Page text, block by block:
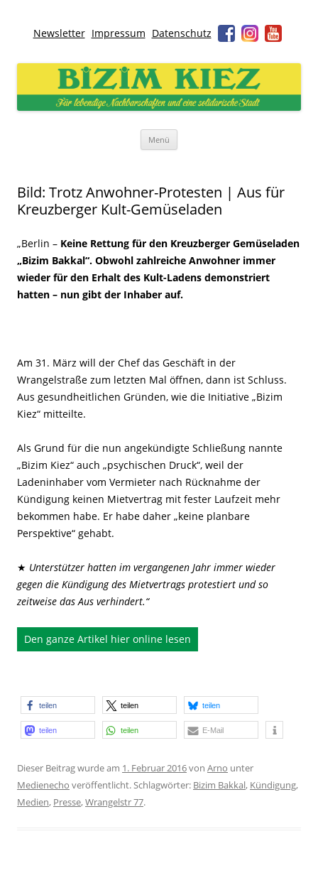
Newsletter Impressum Datenschutz
Bizim Kiez – Unser Kiez
Für lebendige Nachbarschaften und eine solidarische Stadt
Menü
Bild: Trotz Anwohner-Protesten | Aus für
Kreuzberger Kult-Gemüseladen
„Berlin – Keine Rettung für den Kreuzberger Gemüseladen
„Bizim Bakkal“. Obwohl zahlreiche Anwohner immer
wieder für den Erhalt des Kult-Ladens demonstriert
hatten – nun gibt der Inhaber auf.
Am 31. März will der Chef das Geschäft in der
Wrangelstraße zum letzten Mal öffnen, dann ist Schluss.
Aus gesundheitlichen Gründen, wie die Initiative „Bizim
Kiez“ mitteilte.
Als Grund für die nun angekündigte Schließung nannte
„Bizim Kiez“ auch „psychischen Druck“, weil der
Ladeninhaber vom Vermieter nach Rücknahme der
Kündigung keinen Mietvertrag mit fester Laufzeit mehr
bekommen habe. Er habe daher „keine planbare
Perspektive“ gehabt.
★ Unterstützer hatten im vergangenen Jahr immer wieder
gegen die Kündigung des Mietvertrags protestiert und so
zeitweise das Aus verhindert.“
Den ganze Artikel hier online lesen
teilen teilen teilen
teilen teilen E-Mail
Dieser Beitrag wurde am 1. Februar 2016von Arno unter
Medienecho veröffentlicht. Schlagwörter: Bizim Bakkal, Kündigung,
Medien, Presse,Wrangelstr 77.